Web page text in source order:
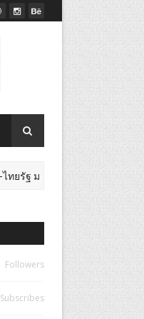
คำรางวัลใหญ่ 7 ล้านบาท พร้
Followers
Subscribes